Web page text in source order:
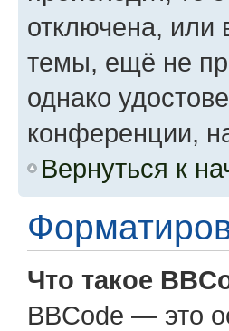
отключена, или
темы, ещё не
однако
конференции,
Вернуться к
Что такое
BBCode — это